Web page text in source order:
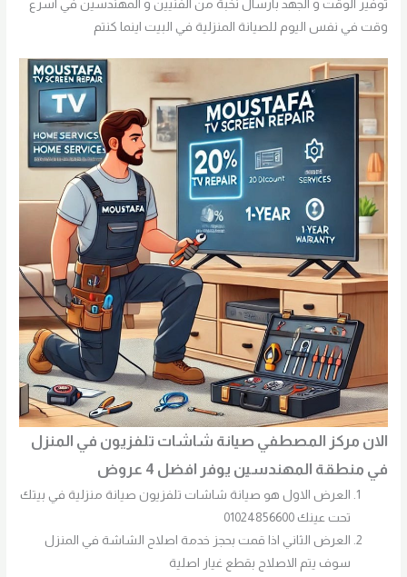
توفير الوقت و الجهد بارسال نخبة من الفنيين و المهندسين في اسرع
وقت في نفس اليوم للصيانة المنزلية في البيت اينما كنتم
الان مركز المصطفي صيانة شاشات تلفزيون في المنزل
في منطقة المهندسين يوفر افضل 4 عروض
العرض الاول هو صيانة شاشات تلفزيون صيانة منزلية في بيتك
تحت عينك 01024856600
العرض الثاني اذا قمت بحجز خدمة اصلاح الشاشة في المنزل
سوف يتم الاصلاح بقطع غيار اصلية